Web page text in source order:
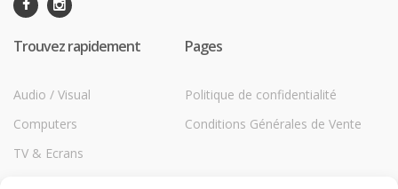
Trouvez rapidement
Audio / Visual
Computers
TV & Ecrans
Pages
Politique de confidentialité
Conditions Générales de Vente